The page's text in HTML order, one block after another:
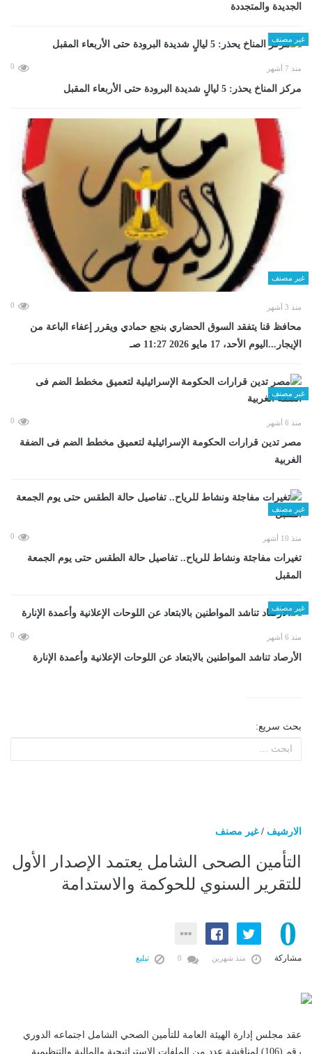
الجديدة والمتجددة
غير مصنف
منذ 7 أشهر 0
مركز المناخ يحذر: 5 ليالٍ شديدة البرودة حتى الأربعاء المقبل
غير مصنف
منذ 3 أشهر 0
محافظ قنا يتفقد السوق الحضاري بنجع حمادي ويقرر إعفاء الباعة من
الإيجار...اليوم الأحد، 17 مايو 2026 11:27 صـ
غير مصنف
منذ 6 أشهر 0
مصر تدين قرارات الحكومة الإسرائيلية لتعميق مخطط الضم فى الضفة
الغربية
غير مصنف
منذ 10 أشهر 0
تغيرات مفاجئة ونشاط للرياح.. تفاصيل حالة الطقس حتى يوم الجمعة
المقبل
غير مصنف
منذ 6 أشهر 0
الأرصاد تناشد المواطنين بالابتعاد عن اللوحات الإعلانية وأعمدة الإنارة
بحث سريع:
الارشيف /غير مصنف
التأمين الصحى الشامل يعتمد الإصدار الأول
للتقرير السنوي للحوكمة والاستدامة
0
مشاركة منذ شهرين تبليغ
عقد مجلس إدارة الهيئة العامة للتأمين الصحي الشامل اجتماعه الدوري
رقم (106) لمناقشة عدد من الملفات الاستراتيجية والمالية والتنظيمية